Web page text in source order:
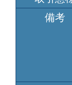
備考